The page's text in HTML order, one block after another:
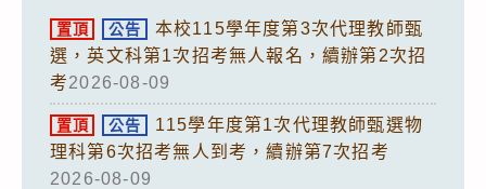
置頂 公告
本校115學年度第3次代理教師甄
選，英文科第1次招考無人報名，續辦第2次招
考2026-08-09
置頂 公告
115學年度第1次代理教師甄選物
理科第6次招考無人到考，續辦第7次招考
2026-08-09